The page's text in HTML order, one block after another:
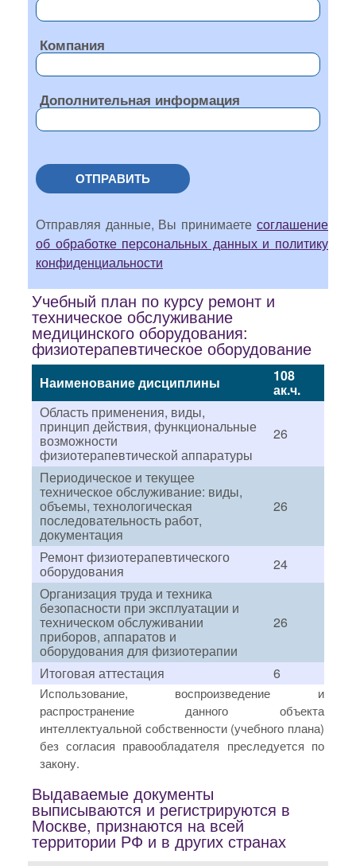
Компания
Дополнительная информация
ОТПРАВИТЬ
Отправляя данные, Вы принимаете соглашение
об обработке персональных данных и политику
конфиденциальности
Учебный план по курсу ремонт и
техническое обслуживание
медицинского оборудования:
физиотерапевтическое оборудование
Наименование дисциплины 108
ак.ч.
Область применения, виды,
принцип действия, функциональные
возможности
физиотерапевтической аппаратуры
26
Периодическое и текущее
техническое обслуживание: виды,
объемы, технологическая
последовательность работ,
документация
26
Ремонт физиотерапевтического
оборудования
24
Организация труда и техника
безопасности при эксплуатации и
техническом обслуживании
приборов, аппаратов и
оборудования для физиотерапии
26
Итоговая аттестация 6
Использование, воспроизведение и
распространение данного объекта
интеллектуальной собственности (учебного плана)
без согласия правообладателя преследуется по
закону.
Выдаваемые документы
выписываются и регистрируются в
Москве, признаются на всей
территории РФ и в других странах